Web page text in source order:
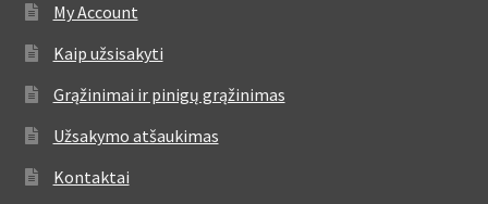
My Account
Kaip užsisakyti
Grąžinimai ir pinigų grąžinimas
Užsakymo atšaukimas
Kontaktai